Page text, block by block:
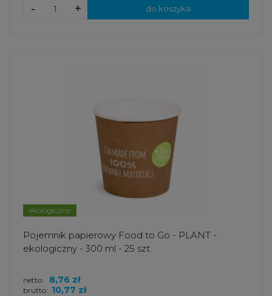
+
- do koszyka
ekologiczne
Pojemnik papierowy Food to Go - PLANT -
ekologiczny - 300 ml - 25 szt.
brutto: 10,77 zł
netto: 8,76 zł